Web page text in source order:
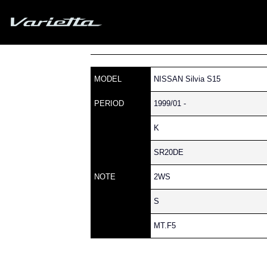
Home
MODEL NISSAN Silvia S15
PERIOD 1999/01 -
NOTE
K
SR20DE
2WS
S
MT.F5